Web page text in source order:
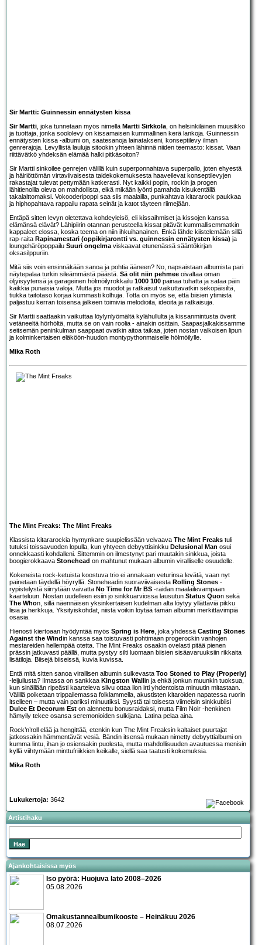
Sir Martti: Guinnessin ennätysten kissa
Sir Martti , joka tunnetaan myös nimellä Martti Sirkkola , on helsinkiläinen muusikko
ja tuottaja, jonka soololevy on kissamaisen kummallinen kerä lankoja. Guinnessin
ennätysten kissa -albumi on, saatesanoja lainatakseni, konseptilevy ilman
genrerajoja. Levyllistä lauluja sitookin yhteen lähinnä niiden teemasto: kissat. Vaan
riittävätkö yhdeksän elämää halki pitkäsoiton?
Sir Martti sinkoilee genrejen välillä kuin superponnahtava superpallo, joten ehyestä
ja häiriöttömän virtaviivaisesta taidekokemuksesta haaveilevat konseptilevyjen
rakastajat tulevat pettymään katkerasti. Nyt kaikki popin, rockin ja progen
lähitienoilla oleva on mahdollista, eikä mikään lyönti pamahda kisukentällä
takalaittomaksi. Vokooderipoppi saa siis maalailla, punkahtava kitararock paukkaa
ja hiphopahtava rappailu rapata seinät ja katot täyteen riimejään.
Entäpä sitten levyn oletettava kohdeyleisö, eli kissaihmiset ja kissojen kanssa
elämänsä elävät? Lähipiirin otannan perusteella kissat pitävät kummallisemmatkin
kappaleet elossa, koska teema on niin ihkuihanainen. Enkä lähde kiistelemään sillä
rap-raita Rapinamestari (oppikirjarontti vs. guinnessin ennätysten kissa) ja
loungehäröpoppailu Suuri ongelma viskaavat etunenässä sääntökirjan
oksasilppuriin.
Mitä siis voin ensinnäkään sanoa ja pohtia ääneen? No, napsaistaan albumista pari
näytepalaa turkin sileämmästä päästä. Sä olit niin pehmee oivaltaa oman
öljyisyytensä ja garageinen hölmöilyrokkailu 1000 100 painaa tuhatta ja sataa päin
kaikkia punaisia valoja. Mutta jos muodot ja ratkaisut vaikuttavatkin sekopäisiltä,
tiukka taitotaso korjaa kummasti kolhuja. Totta on myös se, että biisien ytimistä
paljastuu kerran toisensa jälkeen toimivia melodioita, ideoita ja ratkaisuja.
Sir Martti saattaakin vaikuttaa löylynlyömältä kylähullulta ja kissanmintusta överit
vetäneeltä hörhöltä, mutta se on vain roolia - ainakin osittain. Saapasjalkakissamme
seitsemän peninkulman saappaat ovatkin aitoa taikaa, joten nostan valkoisen lipun
ja kolminkertaisen eläköön-huudon montypythonmaiselle hölmöilylle.
Mika Roth
The Mint Freaks: The Mint Freaks
Klassista kitararockia hymynkare suupielissään veivaava The Mint Freaks tuli
tutuksi toissavuoden lopulla, kun yhtyeen debyyttisinkku Delusional Man osui
onnekkaasti kohdalleni. Sittemmin on ilmestynyt pari muutakin sinkkua, joista
boogierokkaava Stonehead on mahtunut mukaan albumin viralliselle osuudelle.
Kokeneista rock-ketuista koostuva trio ei annakaan veturinsa levätä, vaan nyt
painetaan täydellä höyryllä. Stoneheadin suoraviivaisesta Rolling Stones -
rypistelystä siirrytään vaivatta No Time for Mr BS -raidan maalailevampaan
kaarteluun. Nostan uudelleen esiin jo sinkkuarviossa lausutun Status Quon sekä
The Whon, sillä näennäisen yksinkertaisen kudelman alta löytyy yllättäviä pikku
lisiä ja herkkuja. Yksityiskohdat, niistä voikin löytää tämän albumin merkittävimpiä
osasia.
Hienosti kiertoaan hyödyntää myös Spring is Here , joka yhdessä Casting Stones
Against the Windin kanssa saa toistuvasti pohtimaan progerockin vanhojen
mestareiden hellempää otetta. The Mint Freaks osaakin ovelasti pitää pienen
prässin jatkuvasti päällä, mutta pystyy silti luomaan biisien sisäavaruuksiin rikkaita
lisätiloja. Biisejä biiseissä, kuvia kuvissa.
Entä mitä sitten sanoa virallisen albumin sulkevasta Too Stoned to Play (Properly)
-leijuilusta? Ilmassa on sankkaa Kingston Wallin ja ehkä jonkun muunkin tuoksua,
kun sinällään ripeästi kaarteleva siivu ottaa ilon irti yhdentoista minuutin mitastaan.
Välillä poiketaan trippailemassa folklammella, akustisten kitaroiden napatessa ruorin
itselleen – mutta vain pariksi minuutiksi. Syystä tai toisesta viimeisin sinkkubiisi
Dulce Et Decorum Est on alennettu bonusraidaksi, mutta Film Noir -henkinen
hämyily tekee osansa seremonioiden sulkijana. Latina pelaa aina.
Rock’n’roll elää ja hengittää, etenkin kun The Mint Freaksin kaltaiset puurtajat
jatkossakin hämmentävät vesiä. Bändin itsensä mukaan nimetty debyyttialbumi on
kumma lintu, ihan jo osiensakin puolesta, mutta mahdollisuuden avautuessa menisin
kyllä viihtymään minttufriikkien keikalle, siellä saa taatusti kokemuksia.
Mika Roth
Lukukertoja: 3642
Artistihaku
Ajankohtaisissa myös
Iso pyörä: Huojuva lato 2008–2026
05.08.2026
Omakustannealbumikooste – Heinäkuu 2026
08.07.2026